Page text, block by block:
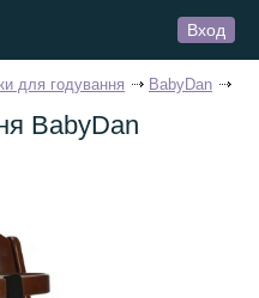
Вход
для годування BabyDan
BabyDan